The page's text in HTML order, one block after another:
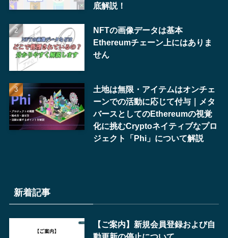
底解説！
NFTの画像データは基本
Ethereumチェーン上にはありま
せん
土地は無限・アイテムはオンチェ
ーンでの活動に応じて付与｜メタ
バースとしてのEthereumの視覚
化に挑むCryptoネイティブなプロ
ジェクト「Phi」について解説
新着記事
【ご案内】新規会員登録および自